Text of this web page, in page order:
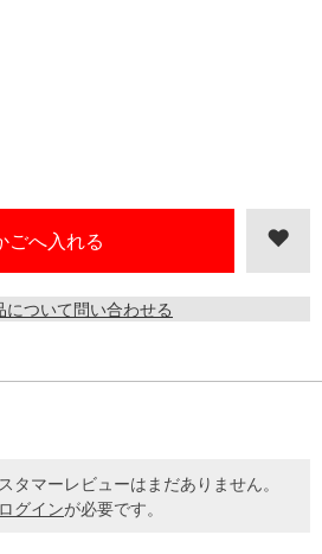
について問い合わせる
タマーレビューはまだありません。
ログインが必要です。